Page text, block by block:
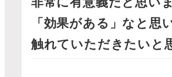
「効果がある」なと思
触れていただきたいと